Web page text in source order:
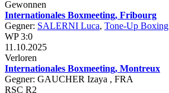
Gewonnen
Internationales Boxmeeting, Fribourg
Gegner: SALERNI Luca, Tone-Up
WP 3:0
11.10.2025
Verloren
Internationales Boxmeeting, Montreux
Gegner: GAUCHER Izaya , FRA
RSC R2